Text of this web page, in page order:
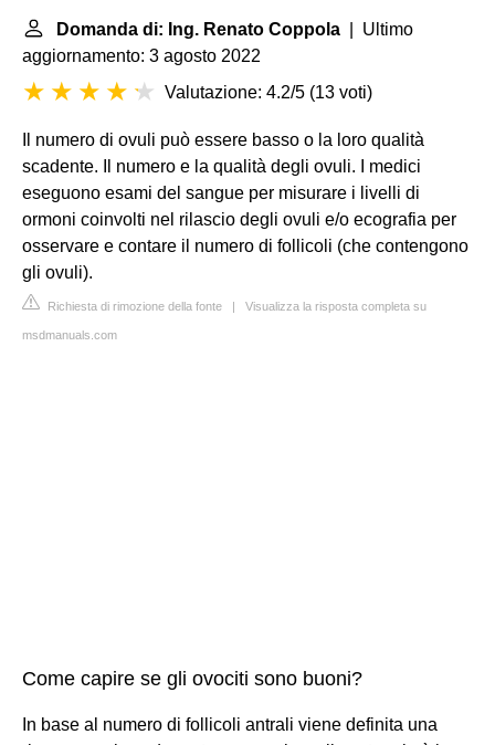
Domanda di: Ing. Renato Coppola | Ultimo
aggiornamento: 3 agosto 2022
Valutazione: 4.2/5 (13 voti)
Il numero di ovuli può essere basso o la loro qualità
scadente. Il numero e la qualità degli ovuli. I medici
eseguono esami del sangue per misurare i livelli di
ormoni coinvolti nel rilascio degli ovuli e/o ecografia per
osservare e contare il numero di follicoli (che contengono
gli ovuli).
Richiesta di rimozione della fonte | Visualizza la risposta completa su
msdmanuals.com
Come capire se gli ovociti sono buoni?
In base al numero di follicoli antrali viene definita una